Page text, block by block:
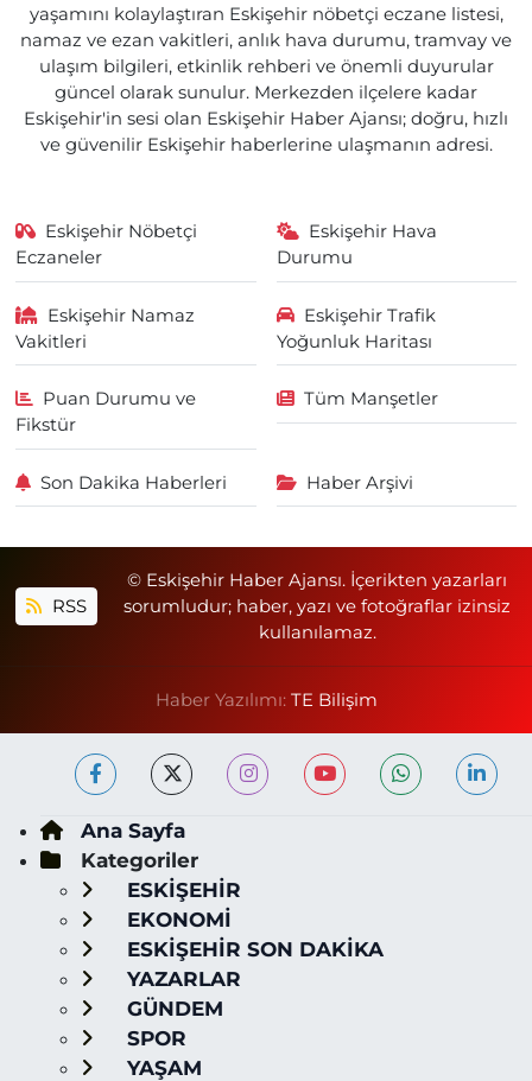
yaşamını kolaylaştıran Eskişehir nöbetçi eczane listesi,
namaz ve ezan vakitleri, anlık hava durumu, tramvay ve
ulaşım bilgileri, etkinlik rehberi ve önemli duyurular
güncel olarak sunulur. Merkezden ilçelere kadar
Eskişehir'in sesi olan Eskişehir Haber Ajansı; doğru, hızlı
ve güvenilir Eskişehir haberlerine ulaşmanın adresi.
Eskişehir Nöbetçi
Eczaneler
Eskişehir Hava
Durumu
Eskişehir Namaz
Vakitleri
Eskişehir Trafik
Yoğunluk Haritası
Puan Durumu ve
Fikstür
Tüm Manşetler
Son Dakika Haberleri Haber Arşivi
RSS
© Eskişehir Haber Ajansı. İçerikten yazarları
sorumludur; haber, yazı ve fotoğraflar izinsiz
kullanılamaz.
Haber Yazılımı: TE Bilişim
Ana Sayfa
Kategoriler
ESKİŞEHİR
EKONOMİ
ESKİŞEHİR SON DAKİKA
YAZARLAR
GÜNDEM
SPOR
YAŞAM